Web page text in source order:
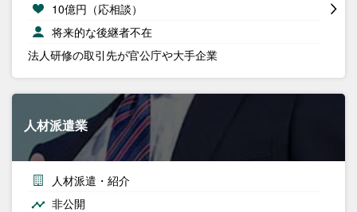
10億円（応相談）
将来的な後継者不在
法人研修の取引先が官公庁や大手企業
人材派遣業
人材派遣・紹介
非公開